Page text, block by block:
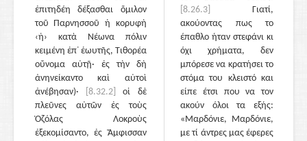
ἐπιτηδέη δέξασθαι ὅμιλον
τοῦ Παρνησσοῦ ἡ κορυφὴ
‹ἡ› κατὰ Νέωνα πόλιν
κειμένη ἐπ᾽ ἑωυτῆς, Τιθορέα
οὔνομα αὐτῇ· ἐς τὴν δὴ
ἀνηνείκαντο καὶ αὐτοὶ
ἀνέβησαν)·
[8.32.2]
οἱ δὲ
πλεῦνες αὐτῶν ἐς τοὺς
Ὀζόλας Λοκροὺς
ἐξεκομίσαντο, ἐς Ἄμφισσαν
[8.26.3]
Γιατί,
ακούοντας πως το
έπαθλο ήταν στεφάνι κι
όχι χρήματα, δεν
μπόρεσε να κρατήσει το
στόμα του κλειστό και
είπε έτσι που να τον
ακούν όλοι τα εξής:
«Μαρδόνιε, Μαρδόνιε,
με τί άντρες μας έφερες